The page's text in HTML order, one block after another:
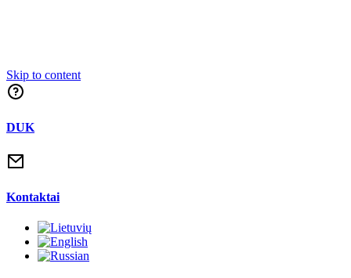
Skip to content
DUK
Kontaktai